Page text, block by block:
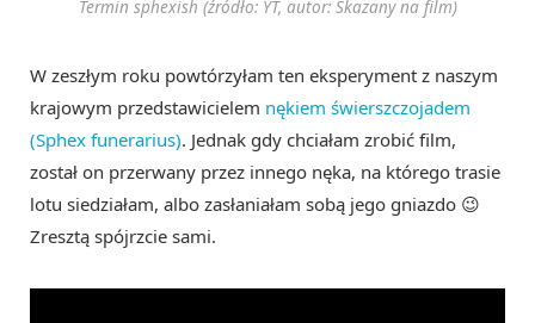
Termin sphexish (źródło: YT, autor: Skazany na film)
W zeszłym roku powtórzyłam ten eksperyment z naszym
krajowym przedstawicielem nękiem świerszczojadem
(Sphex funerarius). Jednak gdy chciałam zrobić film,
został on przerwany przez innego nęka, na którego trasie
lotu siedziałam, albo zasłaniałam sobą jego gniazdo 😉
Zresztą spójrzcie sami.